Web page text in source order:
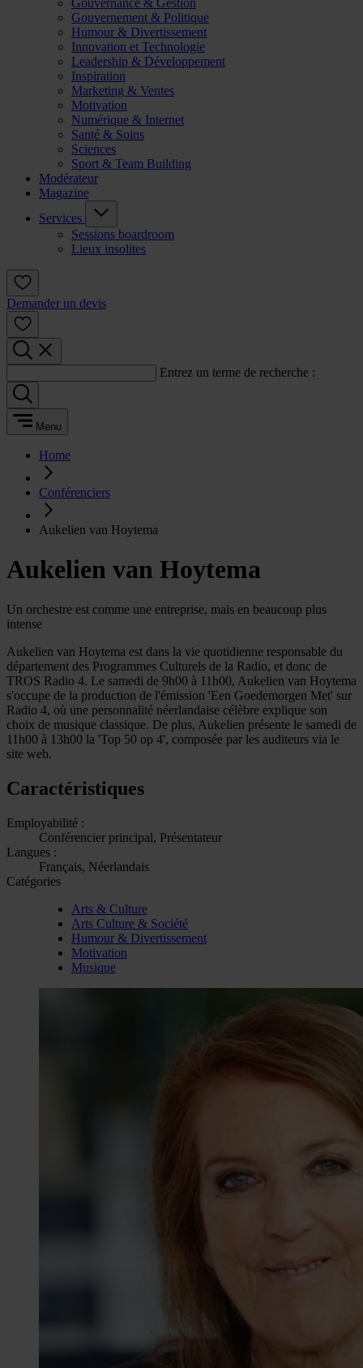
Gouvernance & Gestion
Gouvernement & Politique
Humour & Divertissement
Innovation et Technologie
Leadership & Développement
Inspiration
Marketing & Ventes
Motivation
Numérique & Internet
Santé & Soins
Sciences
Sport & Team Building
Modérateur
Magazine
Services
Sessions boardroom
Lieux insolites
Demander un devis
Entrez un terme de recherche :
Menu
Home
Conférenciers
Aukelien van Hoytema
Aukelien van Hoytema
Un orchestre est comme une entreprise, mais en beaucoup plus
intense
Aukelien van Hoytema est dans la vie quotidienne responsable du
département des Programmes Culturels de la Radio, et donc de
TROS Radio 4. Le samedi de 9h00 à 11h00, Aukelien van Hoytema
s'occupe de la production de l'émission 'Een Goedemorgen Met' sur
Radio 4, où une personnalité néerlandaise célèbre explique son
choix de musique classique. De plus, Aukelien présente le samedi de
11h00 à 13h00 la 'Top 50 op 4', composée par les auditeurs via le
site web.
Caractéristiques
Employabilité :
Conférencier principal, Présentateur
Langues :
Français, Néerlandais
Catégories
Arts & Culture
Arts Culture & Société
Humour & Divertissement
Motivation
Musique